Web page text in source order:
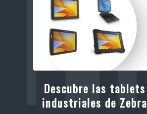
Descubre las tablets
industriales de Zebra